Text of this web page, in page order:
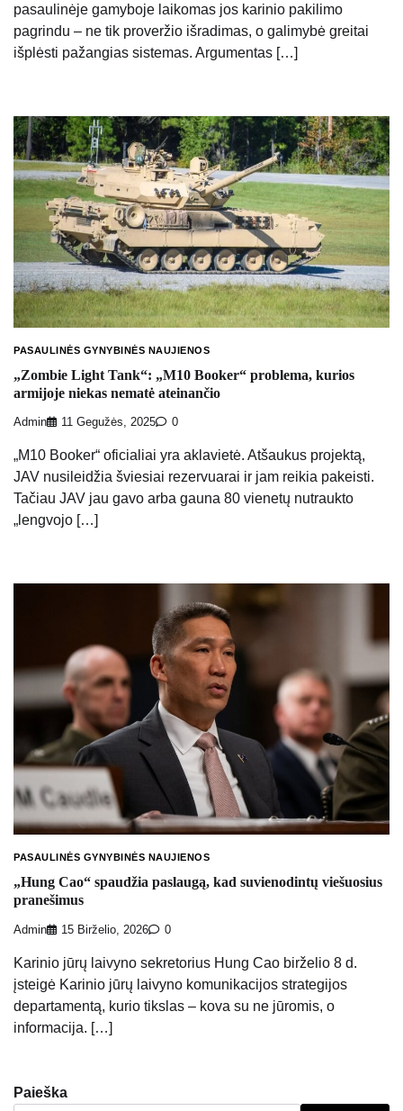
pasaulinėje gamyboje laikomas jos karinio pakilimo
pagrindu – ne tik proveržio išradimas, o galimybė greitai
išplėsti pažangias sistemas. Argumentas […]
PASAULINĖS GYNYBINĖS NAUJIENOS
„Zombie Light Tank“: „M10 Booker“ problema, kurios
armijoje niekas nematė ateinančio
Admin 11 Gegužės, 2025 0
„M10 Booker“ oficialiai yra aklavietė. Atšaukus projektą,
JAV nusileidžia šviesiai rezervuarai ir jam reikia pakeisti.
Tačiau JAV jau gavo arba gauna 80 vienetų nutraukto
„lengvojo […]
PASAULINĖS GYNYBINĖS NAUJIENOS
„Hung Cao“ spaudžia paslaugą, kad suvienodintų viešuosius
pranešimus
Admin 15 Birželio, 2026 0
Karinio jūrų laivyno sekretorius Hung Cao birželio 8 d.
įsteigė Karinio jūrų laivyno komunikacijos strategijos
departamentą, kurio tikslas – kova su ne jūromis, o
informacija. […]
Paieška